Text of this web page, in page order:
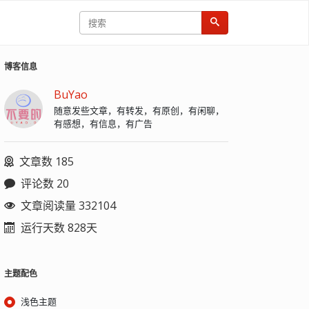
博客信息
BuYao
随意发些文章，有转发，有原创，有闲聊，
有感想，有信息，有广告
文章数 185
评论数 20
文章阅读量 332104
运行天数 828天
主题配色
浅色主题